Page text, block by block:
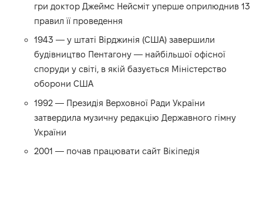
гри доктор Джеймс Нейсміт уперше оприлюднив 13
правил її проведення
1943 — у штаті Вірджинія (США) завершили
будівництво Пентагону — найбільшої офісної
споруди у світі, в якій базується Міністерство
оборони США
1992 — Президія Верховної Ради України
затвердила музичну редакцію Державного гімну
України
2001 — почав працювати сайт Вікіпедія